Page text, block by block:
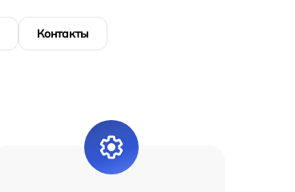
Контакты